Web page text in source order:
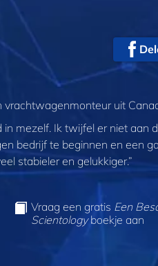
vrachtwagenmonteur uit
mezelf. Ik twijfel er niet aan
bedrijf te beginnen en een
stabieler en gelukkiger.”
Vraag een gratis Een
Scientologyboekje aan